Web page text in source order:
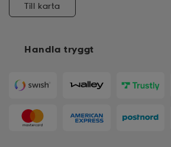
Handla tryggt
Till karta